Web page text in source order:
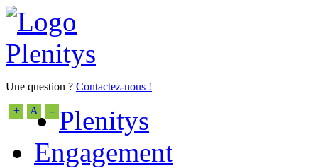
Une question ? Contactez-nous !
+
A -- Plenitys
Engagement